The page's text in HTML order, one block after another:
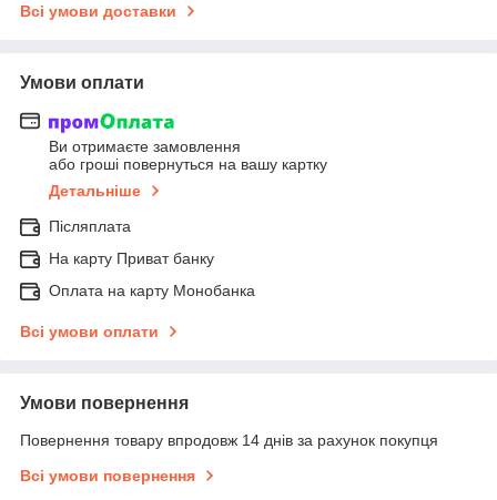
Всі умови доставки
Умови оплати
Ви отримаєте замовлення
або гроші повернуться на вашу картку
Детальніше
Післяплата
На карту Приват банку
Оплата на карту Монобанка
Всі умови оплати
Умови повернення
Повернення товару впродовж 14 днів за рахунок покупця
Всі умови повернення